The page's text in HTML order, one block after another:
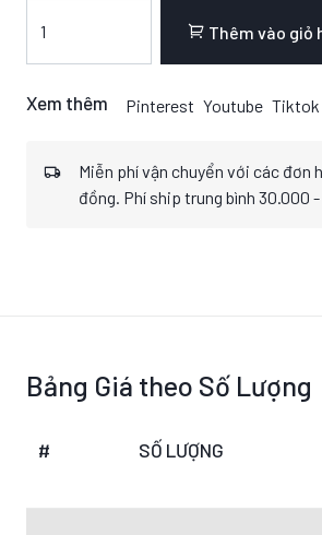
Thêm vào giỏ
Xem thêm Pinterest Youtube Tiktok
Miễn phí vận chuyển với các đơn
đồng. Phí ship trung bình 30.000
Bảng Giá theo Số Lượng
# SỐ LƯỢNG